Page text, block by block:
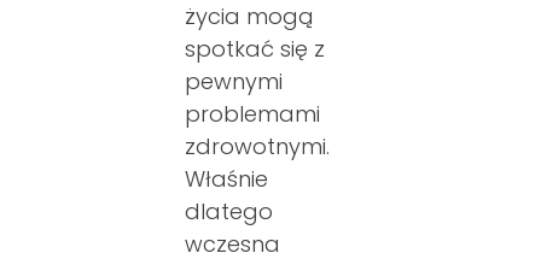
życia mogą
spotkać się z
pewnymi
problemami
zdrowotnymi.
Właśnie
dlatego
wczesna